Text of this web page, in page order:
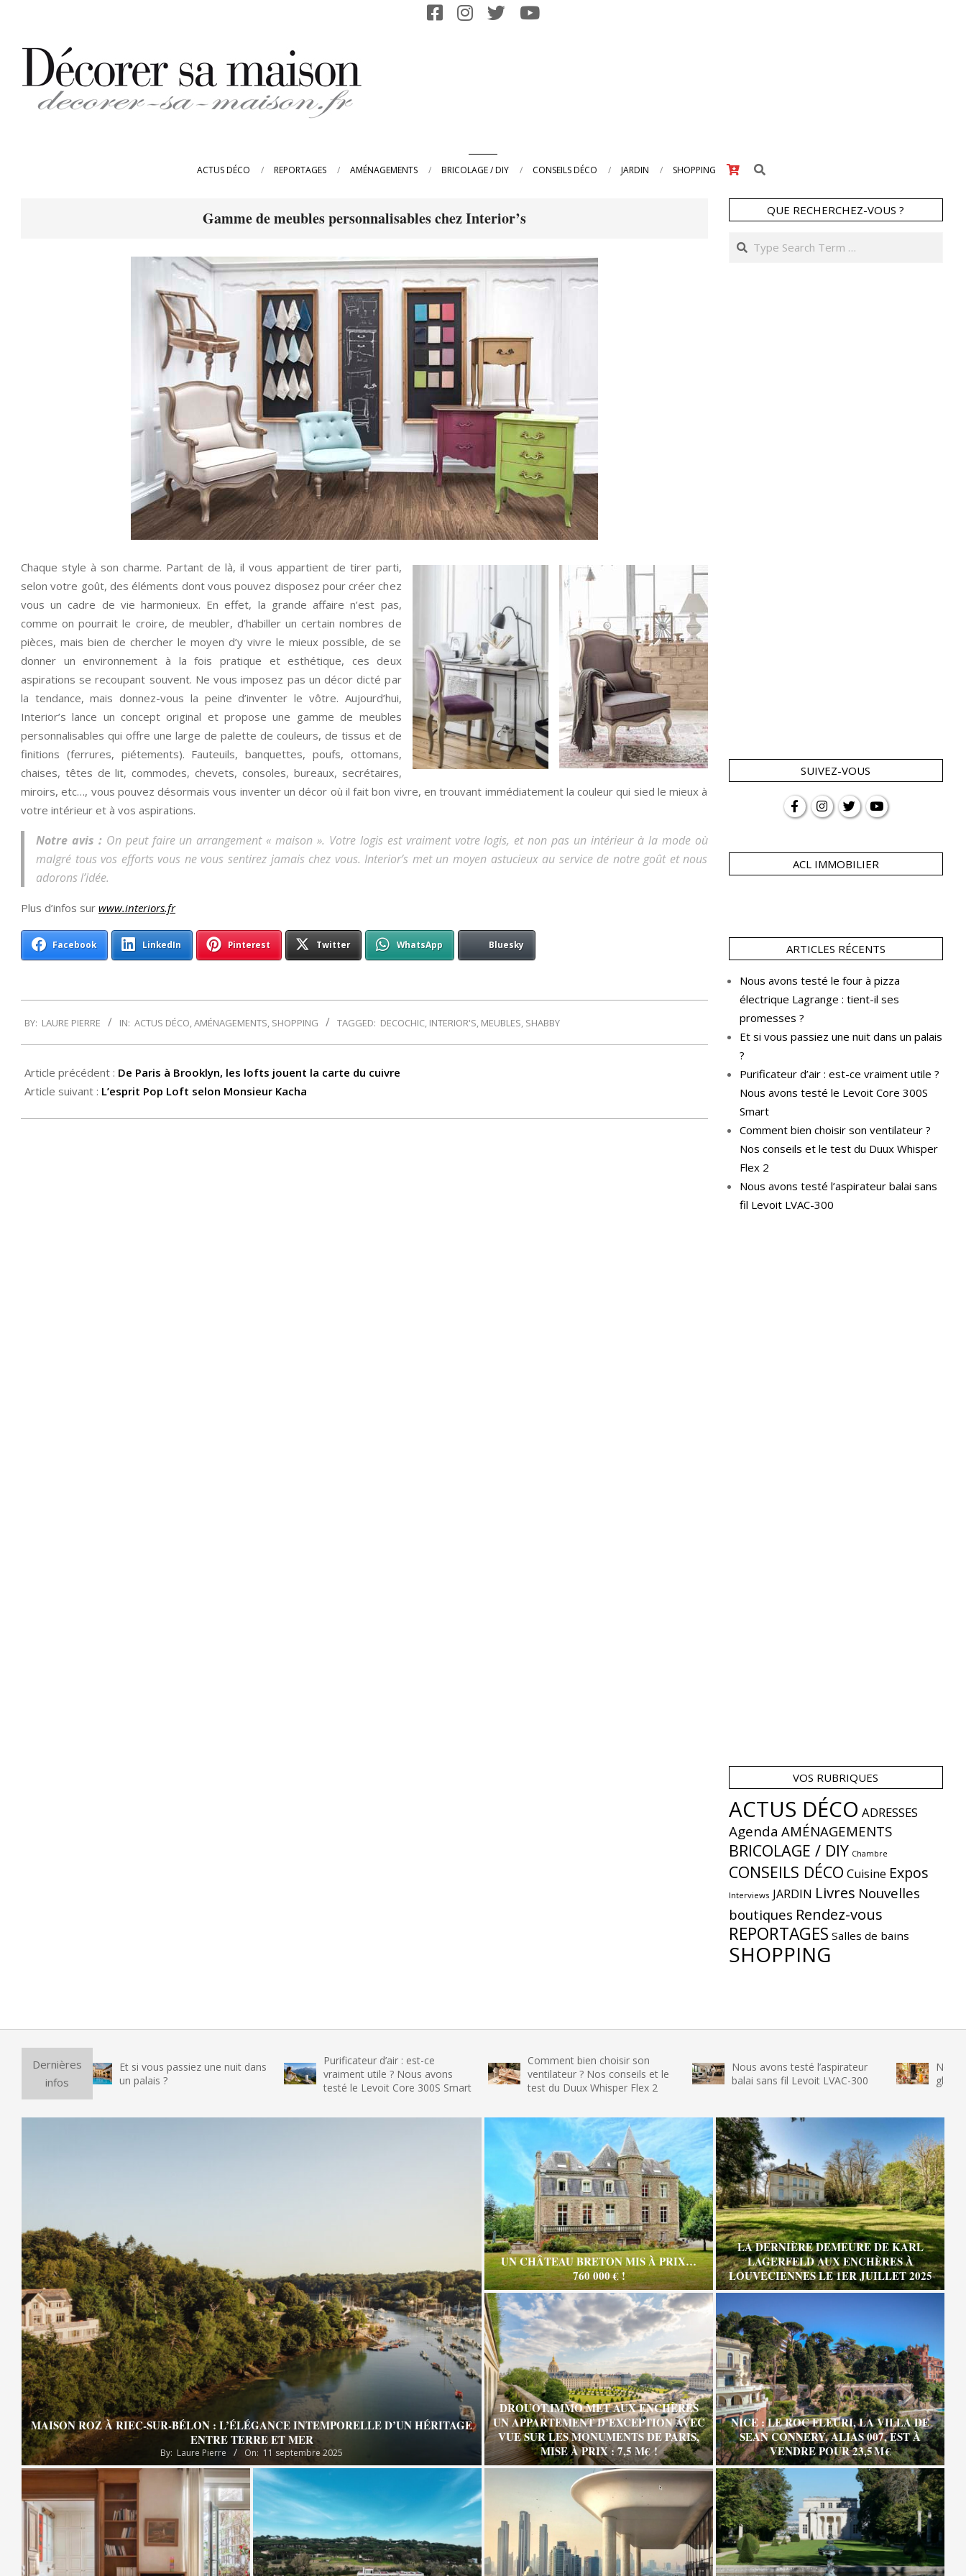
content
ACTUS DÉCO REPORTAGES AMÉNAGEMENTS BRICOLAGE / DIY CONSEILS DÉCO JARDIN SHOPPING Search
Gamme de meubles personnalisables chez Interior’s
Chaque style à son charme. Partant de là, il vous appartient de tirer parti,
selon votre goût, des éléments dont vous pouvez disposez pour créer chez
vous un cadre de vie harmonieux. En effet, la grande affaire n’est pas,
comme on pourrait le croire, de meubler, d’habiller un certain nombres de
pièces, mais bien de chercher le moyen d’y vivre le mieux possible, de se
donner un environnement à la fois pratique et esthétique, ces deux
aspirations se recoupant souvent. Ne vous imposez pas un décor dicté par
la tendance, mais donnez-vous la peine d’inventer le vôtre. Aujourd’hui,
Interior’s lance un concept original et propose une gamme de meubles
personnalisables qui offre une large de palette de couleurs, de tissus et de
finitions (ferrures, piétements). Fauteuils, banquettes, poufs, ottomans,
chaises, têtes de lit, commodes, chevets, consoles, bureaux, secrétaires,
miroirs, etc…, vous pouvez désormais vous inventer un décor où il fait bon vivre, en trouvant immédiatement la couleur qui sied le mieux à
votre intérieur et à vos aspirations.
Notre avis :On peut faire un arrangement « maison ». Votre logis est vraiment votre logis, et non pas un intérieur à la mode où
malgré tous vos efforts vous ne vous sentirez jamais chez vous. Interior’s met un moyen astucieux au service de notre goût et nous
adorons l’idée.
Plus d’infos sur www.interiors.fr
Facebook LinkedIn Pinterest Twitter WhatsApp Bluesky
06-
07
BY: LAURE PIERRE IN: ACTUS DÉCO,AMÉNAGEMENTS, SHOPPING TAGGED: DECOCHIC, INTERIOR'S, MEUBLES, SHABBY
Article précédent : De Paris à Brooklyn, les lofts jouent la carte du cuivre
Article suivant : L’esprit Pop Loft selon Monsieur Kacha
QUE RECHERCHEZ-VOUS ?
Search
SUIVEZ-VOUS
ACL IMMOBILIER
ARTICLES RÉCENTS
Nous avons testé le four à pizza
électrique Lagrange : tient-il ses
promesses ?
Et si vous passiez une nuit dans un palais
?
Purificateur d’air : est-ce vraiment utile ?
Nous avons testé le Levoit Core 300S
Smart
Comment bien choisir son ventilateur ?
Nos conseils et le test du Duux Whisper
Flex 2
Nous avons testé l’aspirateur balai sans
fil Levoit LVAC-300
VOS RUBRIQUES
ACTUS DÉCO ADRESSES
Agenda AMÉNAGEMENTS
BRICOLAGE / DIY Chambre
CONSEILS DÉCO Cuisine Expos
Interviews JARDIN Livres Nouvelles
boutiques Rendez-vous
REPORTAGES Salles de bains
SHOPPING
Dernières
infos
Et si vous passiez une nuit dans
un palais ?
Purificateur d’air : est-ce
vraiment utile ? Nous avons
testé le Levoit Core 300S Smart
Comment bien choisir son
ventilateur ? Nos conseils et le
test du Duux Whisper Flex 2
Nous avons testé l’aspirateur
balai sans fil Levoit LVAC-300
Nous avons
glace SENYA
MAISON ROZ À RIEC-SUR-BÉLON : L’ÉLÉGANCE INTEMPORELLE D’UN HÉRITAGE
ENTRE TERRE ET MER
By: Laure Pierre On: 11 septembre 2025
UN CHÂTEAU BRETON MIS À PRIX…
760 000 € !
LA DERNIÈRE DEMEURE DE KARL
LAGERFELD AUX ENCHÈRES À
LOUVECIENNES LE 1ER JUILLET 2025
DROUOT.IMMO MET AUX ENCHÈRES
UN APPARTEMENT D’EXCEPTION AVEC
VUE SUR LES MONUMENTS DE PARIS,
MISE À PRIX : 7,5 M€ !
NICE : LE ROC FLEURI, LA VILLA DE
SEAN CONNERY, ALIAS 007, EST À
VENDRE POUR 23,5 M €